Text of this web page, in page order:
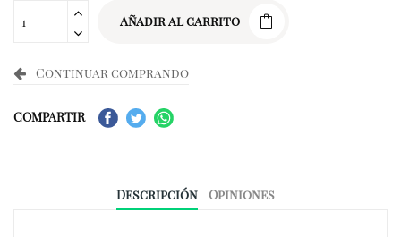
Añadir al carrito
Continuar comprando
COMPARTIR
Descripción Opiniones